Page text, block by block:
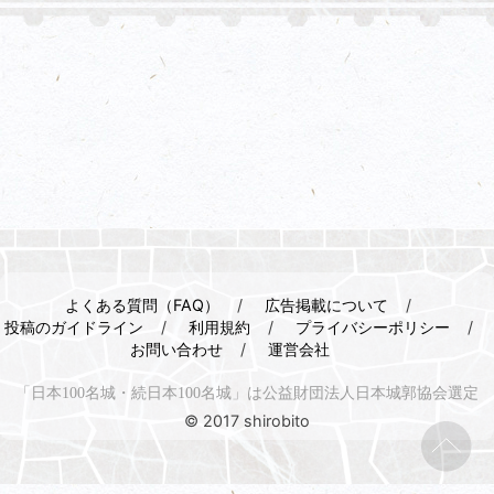
よくある質問（FAQ）
広告掲載について
投稿のガイドライン
利用規約
プライバシーポリシー
お問い合わせ
運営会社
「日本100名城・続日本100名城」は公益財団法人日本城郭協会選定
© 2017 shirobito